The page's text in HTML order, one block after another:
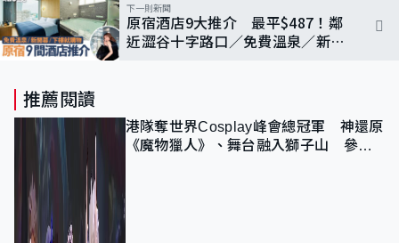
下一則新聞
原宿酒店9大推介 最平$487！鄰
近澀谷十字路口／免費溫泉／新開
推薦閱讀
港隊奪世界Cosplay峰會總冠軍 神還原
《魔物獵人》、舞台融入獅子山 參賽